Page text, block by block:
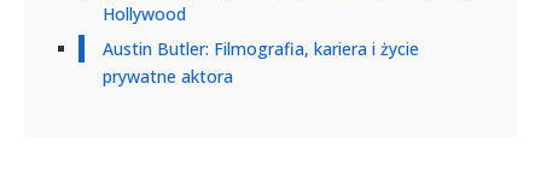
Hollywood
Austin Butler: Filmografia, kariera i życie
prywatne aktora